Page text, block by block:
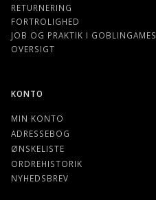
RETURNERING
FORTROLIGHED
JOB OG PRAKTIK I GOBLINGAMES
OVERSIGT
KONTO
MIN KONTO
ADRESSEBOG
ØNSKELISTE
ORDREHISTORIK
NYHEDSBREV